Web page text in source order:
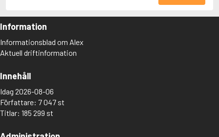
Information
Informationsblad om Alex
Aktuell driftinformation
Innehåll
Idag 2026-08-06
Författare: 7 047 st
Titlar: 185 299 st